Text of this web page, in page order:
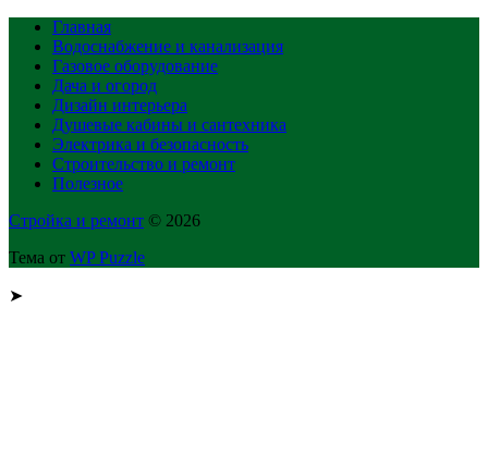
Главная
Водоснабжение и канализация
Газовое оборудование
Дача и огород
Дизайн интерьера
Душевые кабины и сантехника
Электрика и безопасность
Строительство и ремонт
Полезное
Стройка и ремонт © 2026
Тема от WP Puzzle
➤